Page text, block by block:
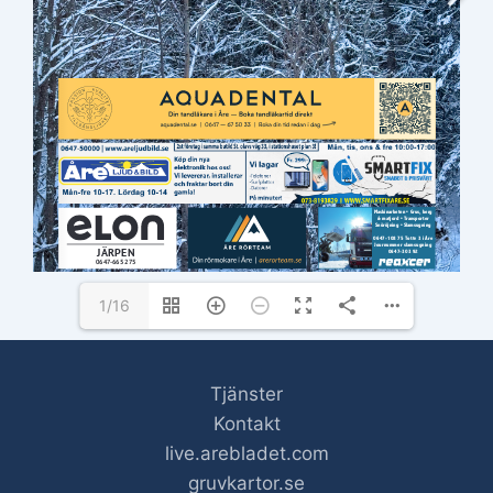
ANNONSER: info@arebladet.se | 073-269 99 93
REDAKTION: info@arebladet.se | 073-269 99 93
www.hemslojdenjh.se
1/16
Tjänster
Kontakt
live.arebladet.com
gruvkartor.se